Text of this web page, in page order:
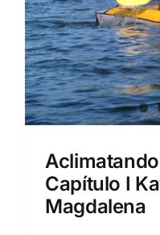
Capítulo I
Magdalena